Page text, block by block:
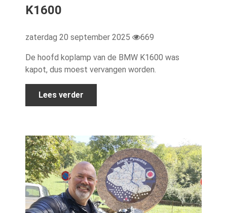
K1600
zaterdag 20 september 2025 669
De hoofd koplamp van de BMW K1600 was
kapot, dus moest vervangen worden.
Lees verder